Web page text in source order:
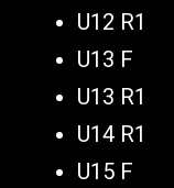
U12 R1
U13 F
U13 R1
U14 R1
U15 F